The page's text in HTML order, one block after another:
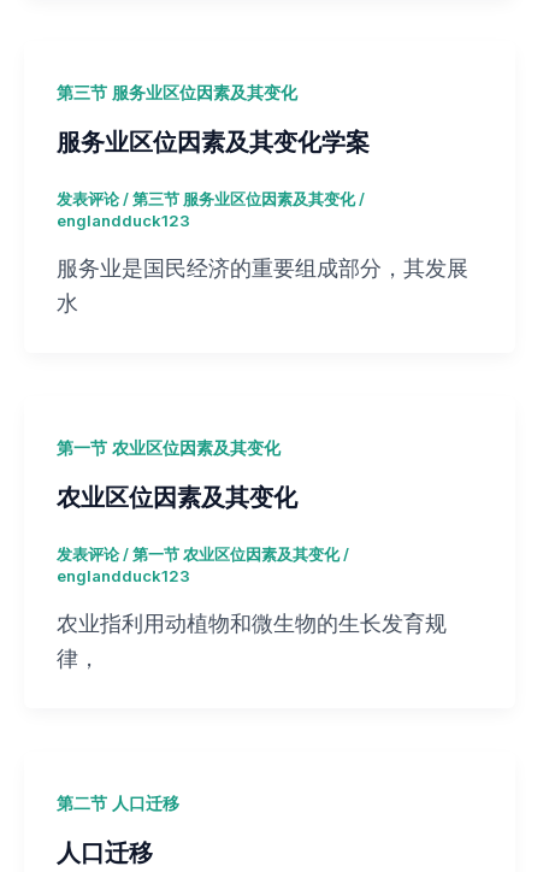
第三节 服务业区位因素及其变化
服务业区位因素及其变化学案
发表评论/第三节 服务业区位因素及其变化/
englandduck123
服务业是国民经济的重要组成部分，其发展
水
第一节 农业区位因素及其变化
农业区位因素及其变化
发表评论/第一节 农业区位因素及其变化/
englandduck123
农业指利用动植物和微生物的生长发育规
律，
第二节 人口迁移
人口迁移